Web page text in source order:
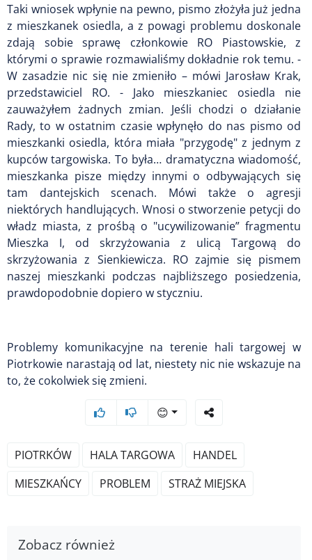
Taki wniosek wpłynie na pewno, pismo złożyła już jedna
z mieszkanek osiedla, a z powagi problemu doskonale
zdają sobie sprawę członkowie RO Piastowskie, z
którymi o sprawie rozmawialiśmy dokładnie rok temu. -
W zasadzie nic się nie zmieniło – mówi Jarosław Krak,
przedstawiciel RO. - Jako mieszkaniec osiedla nie
zauważyłem żadnych zmian. Jeśli chodzi o działanie
Rady, to w ostatnim czasie wpłynęło do nas pismo od
mieszkanki osiedla, która miała "przygodę" z jednym z
kupców targowiska. To była… dramatyczna wiadomość,
mieszkanka pisze między innymi o odbywających się
tam dantejskich scenach. Mówi także o agresji
niektórych handlujących. Wnosi o stworzenie petycji do
władz miasta, z prośbą o "ucywilizowanie” fragmentu
Mieszka I, od skrzyżowania z ulicą Targową do
skrzyżowania z Sienkiewicza. RO zajmie się pismem
naszej mieszkanki podczas najbliższego posiedzenia,
prawdopodobnie dopiero w styczniu.
Problemy komunikacyjne na terenie hali targowej w
Piotrkowie narastają od lat, niestety nic nie wskazuje na
to, że cokolwiek się zmieni.
😊
PIOTRKÓW HALA TARGOWA
HANDEL
MIESZKAŃCY
PROBLEM STRAŻ MIEJSKA
Zobacz również